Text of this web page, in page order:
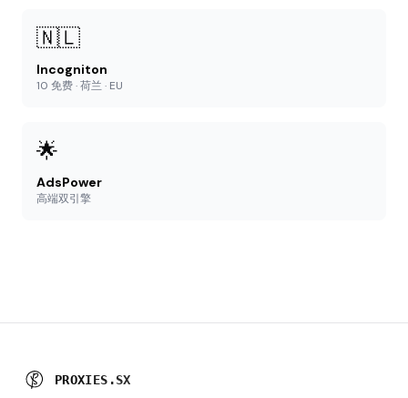
🇳🇱
Incogniton
10 免费 · 荷兰 · EU
🌟
AdsPower
高端双引擎
PROXIES .SX